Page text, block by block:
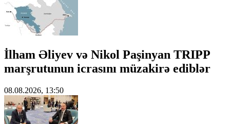
İlham Əliyev və Nikol Paşinyan TRIPP
marşrutunun icrasını müzakirə ediblər
08.08.2026, 13:50